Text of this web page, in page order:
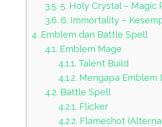
3.5. 5. Holy Crystal – Magic
3.6. 6. Immortality –
4. Emblem dan Battle Spell
4.1. Emblem Mage
4.1.1. Talent Build
4.1.2. Mengapa Emblem
4.2. Battle Spell
4.2.1. Flicker
4.2.2. Flameshot